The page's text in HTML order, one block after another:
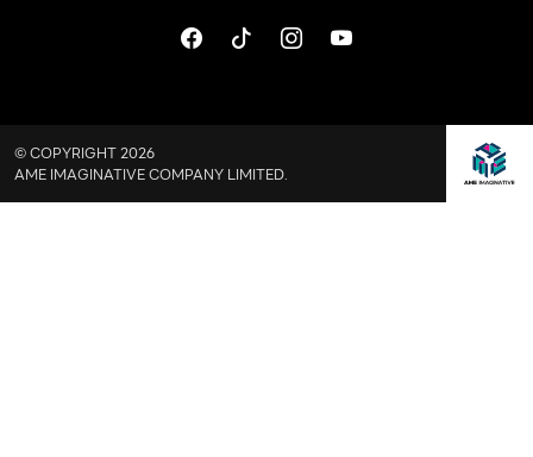
© COPYRIGHT 2026
AME IMAGINATIVE COMPANY LIMITED.